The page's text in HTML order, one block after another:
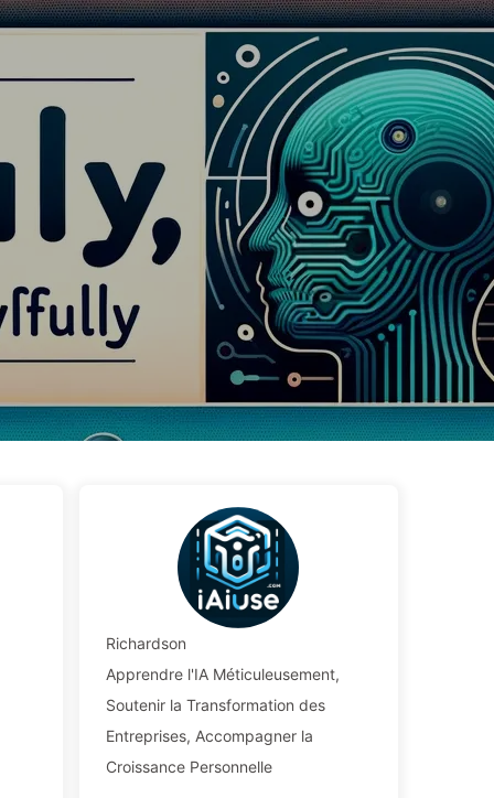
Catégories Liens À propos 🇫🇷 Français
Richardson
Apprendre l'IA Méticuleusement,
Soutenir la Transformation des
Entreprises, Accompagner la
Croissance Personnelle